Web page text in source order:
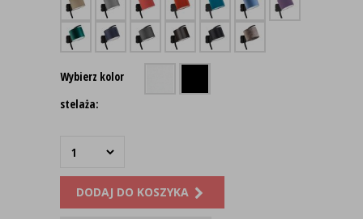
Wybierz kolor
stelaża:
DODAJ DO KOSZYKA